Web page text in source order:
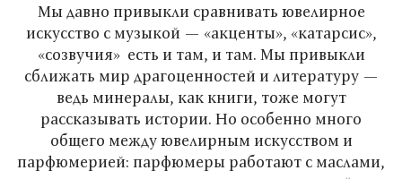
Мы давно привыкли сравнивать ювелирное
искусство с музыкой — «акценты», «катарсис»,
«созвучия» есть и там, и там. Мы привыкли
сближать мир драгоценностей и литературу —
ведь минералы, как книги, тоже могут
рассказывать истории. Но особенно много
общего между ювелирным искусством и
парфюмерией: парфюмеры работают с маслами,